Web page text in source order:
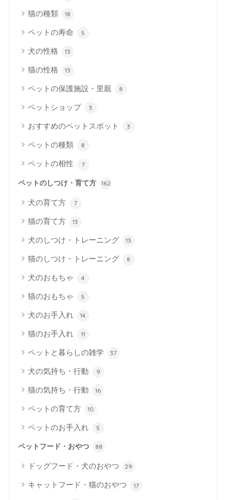
猫の種類 18
ペットの寿命 5
犬の性格 13
猫の性格 13
ペットの保護施設・里親 8
ペットショップ 3
おすすめのペットスポット 3
ペットの種類 8
ペットの相性 7
ペットのしつけ・育て方 162
犬の育て方 7
猫の育て方 13
犬のしつけ・トレーニング 13
猫のしつけ・トレーニング 8
犬のおもちゃ 4
猫のおもちゃ 5
犬のお手入れ 14
猫のお手入れ 11
ペットと暮らしの雑学 37
犬の気持ち・行動 9
猫の気持ち・行動 16
ペットの育て方 10
ペットのお手入れ 5
ペットフード・おやつ 88
ドッグフード・犬のおやつ 29
キャットフード・猫のおやつ 17